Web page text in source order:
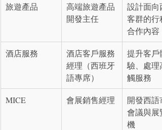
旅遊產品
高端旅遊產品
開發主任
設計面向
客群的行
合作內容
酒店服務
酒店客戶服務
經理（西班牙
語專席）
提升客戶體
驗、處理
觸服務
MICE 會展銷售經理
開發西語
會議與展
機